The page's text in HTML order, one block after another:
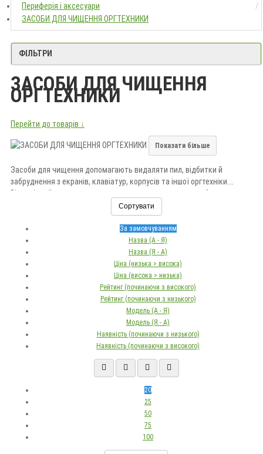
Периферія і аксесуари
ЗАСОБИ ДЛЯ ЧИЩЕННЯ ОРГТЕХНИКИ
ФІЛЬТРИ
ЗАСОБИ ДЛЯ ЧИЩЕННЯ
ОРГТЕХНИКИ
Перейти до товарів ↓
Показати більше
Засоби для чищення допомагають видаляти пил, відбитки й
забруднення з екранів, клавіатур, корпусів та іншої оргтехніки.
Відповідний склад дає змогу доглядати за поверхнями без
Перед застосуванням перевірте призначення засобу, сумісність із
«Долина Мрій».
Сортувати
За замовчуванням
Назва (А - Я)
Назва (Я - А)
Ціна (низька > висока)
Ціна (висока > низька)
Рейтинг (починаючи з високого)
Рейтинг (починаючи з низького)
Модель (А - Я)
Модель (Я - А)
Наявність (починаючи з низького)
Наявність (починаючи з високого)
20
25
50
75
100